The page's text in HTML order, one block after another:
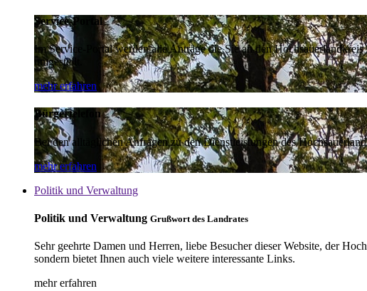
Service-Portal
Im Service-Portal werden alle Anträge die Sie an den
umgestellt.
mehr erfahren
Bürgertelefon
Bei den alltäglichen Anfragen zu den Dienstleistungen des
mehr erfahren
Politik und Verwaltung
Politik und Verwaltung Grußwort des Landrates
Sehr geehrte Damen und Herren, liebe Besucher dieser Website, der
sondern bietet Ihnen auch viele weitere interessante Links.
mehr erfahren